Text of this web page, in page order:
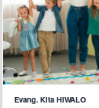
Evang. Kita HIWALO